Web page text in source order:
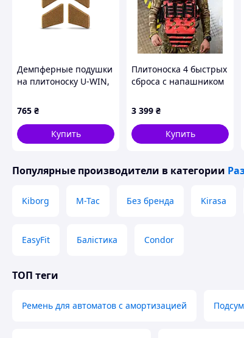
Демпферные подушки
на плитоноску U-WIN,
765 ₴
Купить
Плитоноска 4 быстрых
сброса с напашником
3 399 ₴
Купить
Популярные производители в категории
Kiborg M-Tac Без бренда Kirasa
EasyFit Балістика Condor
ТОП теги
Ремень для автоматов с амортизацией